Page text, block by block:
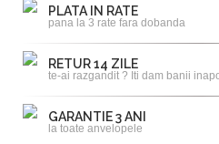
PLATA IN RATE
pana la 3 rate fara dobanda
RETUR 14 ZILE
te-ai razgandit ? Iti dam banii
GARANTIE 3 ANI
la toate anvelopele